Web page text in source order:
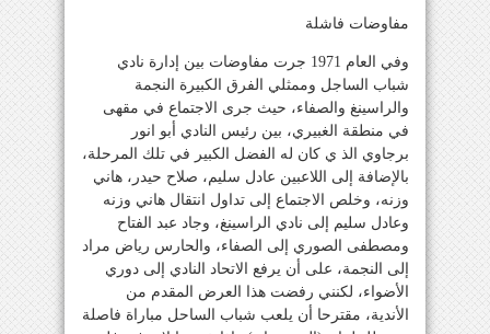
مفاوضات فاشلة
وفي العام 1971 جرت مفاوضات بين إدارة نادي
شباب الساجل وممثلي الفرق الكبيرة النجمة
والراسينغ والصفاء، حيث جرى الاجتماع في مقهى
في منطقة الغبيري، بين رئيس النادي أبو انور
برجاوي الذ ي كان له الفضل الكبير في تلك المرحلة،
بالإضافة إلى اللاعبين عادل سليم، صلاح حيدر، هاني
وزنه، وخلص الاجتماع إلى تداول انتقال هاني وزنه
وعادل سليم إلى نادي الراسينغ، وجاد عبد الفتاح
ومصطفى الصوري إلى الصفاء، والحارس رياض مراد
إلى النجمة، على أن يرفع الاتحاد النادي إلى دوري
الأضواء، لكنني رفضت هذا العرض المقدم من
الأندية، مقترحا أن يلعب شباب الساحل مباراة فاصلة